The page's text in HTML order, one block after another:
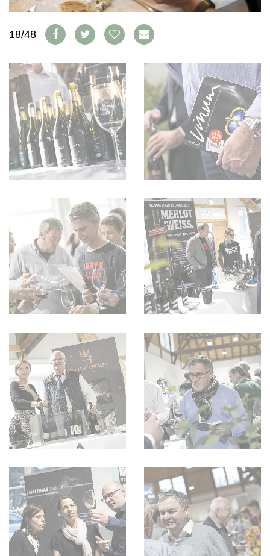
AVANTAGES
VINOPHILES
ARCHIVES
CONCOURS
GUIDE MILLÉSIMES
ABONNER
RECHERCHE VINS
NEWSLETTER
GUIDE DU VIGNOBLE
WINE TRADE CLUB
OFFRES D'EMPLOIS
PUBLICITÉ
MENTIONS LÉGALES
CGV & PROTECTION DES
DONNÉES
FAQ
18/48